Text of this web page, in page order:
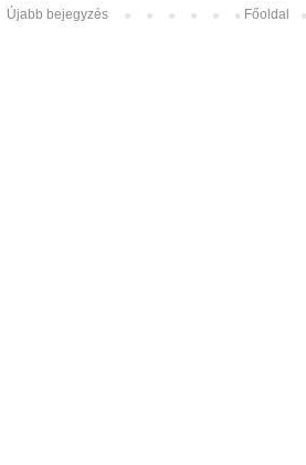
Újabb bejegyzés Főoldal